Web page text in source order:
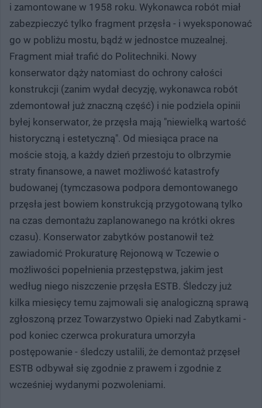
i zamontowane w 1958 roku. Wykonawca robót miał
zabezpieczyć tylko fragment przęsła - i wyeksponować
go w pobliżu mostu, bądź w jednostce muzealnej.
Fragment miał trafić do Politechniki. Nowy
konserwator dąży natomiast do ochrony całości
konstrukcji (zanim wydał decyzję, wykonawca robót
zdemontował już znaczną część) i nie podziela opinii
byłej konserwator, że przęsła mają "niewielką wartość
historyczną i estetyczną". Od miesiąca prace na
moście stoją, a każdy dzień przestoju to olbrzymie
straty finansowe, a nawet możliwość katastrofy
budowanej (tymczasowa podpora demontowanego
przęsła jest bowiem konstrukcją przygotowaną tylko
na czas demontażu zaplanowanego na krótki okres
czasu). Konserwator zabytków postanowił też
zawiadomić Prokuraturę Rejonową w Tczewie o
możliwości popełnienia przestępstwa, jakim jest
według niego niszczenie przęsła ESTB. Śledczy już
kilka miesięcy temu zajmowali się analogiczną sprawą
zgłoszoną przez Towarzystwo Opieki nad Zabytkami -
pod koniec czerwca prokuratura umorzyła
postępowanie - śledczy ustalili, że demontaż przęseł
ESTB odbywał się zgodnie z prawem i zgodnie z
wcześniej wydanymi pozwoleniami.